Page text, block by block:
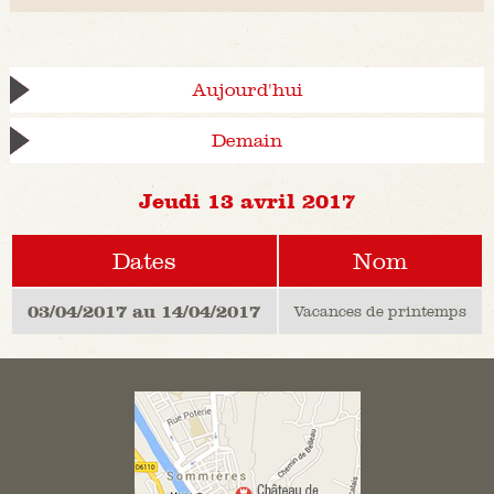
Aujourd'hui
Demain
Jeudi 13 avril 2017
Dates Nom
03/04/2017 au 14/04/2017 Vacances de printemps